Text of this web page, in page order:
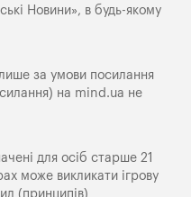
Новини», в будь-якому
за умови посилання
на mind.ua не
для осіб старше 21
може викликати ігрову
(принципів)